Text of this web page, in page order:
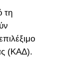
τη
(ΚΑΔ).